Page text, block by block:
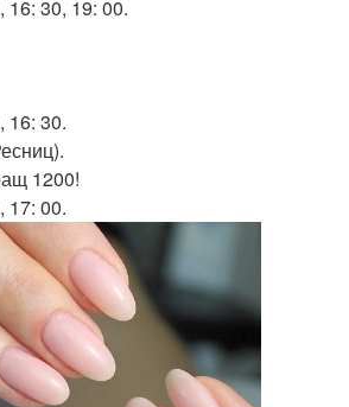
16: 30, 19: 00.
16: 30.
1200!
17: 00.